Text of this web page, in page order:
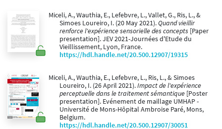
Miceli, A., Wauthia, E., Lefebvre, L., Vallet, G., Ris, L., &
Simoes Loureiro, I. (20 May 2021).Quand vieillir
renforce l'expérience sensorielle des concepts [Paper
presentation]. JEV 2021-Journées d'Etude du
Vieillissement, Lyon, France.
https://hdl.handle.net/20.500.12907/19315
Miceli, A., Wauthia, E., Lefebvre, L., Ris, L., & Simoes
Loureiro, I. (26 April 2021).Impact de l'expérience
perceptuelle dans le traitement sémantique [Poster
presentation]. Evénement de maillage UMHAP -
Université de Mons-Hôpital Ambroise Paré, Mons,
Belgium.
https://hdl.handle.net/20.500.12907/30051